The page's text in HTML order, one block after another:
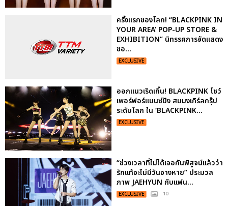
ครั้งแรกของโลก! “BLACKPINK IN
YOUR AREA’ POP-UP STORE &
EXHIBITION” นิทรรศการจัดแสดง
ขอ...
EXCLUSIVE
ออกแนวเริดเกิ๊น! BLACKPINK โชว์
เพอร์ฟอร์แมนซ์ปัง สมมงเกิร์ลกรุ๊ป
ระดับโลก ใน ‘BLACKPINK...
EXCLUSIVE
“ช่วงเวลาที่ไม่ได้เจอกันพิสูจน์แล้วว่า
รักแท้จะไม่มีวันจางหาย” ประมวล
ภาพ JAEHYUN กับแฟน...
EXCLUSIVE : 10